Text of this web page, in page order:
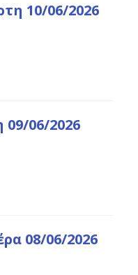
10/06/2026
09/06/2026
08/06/2026